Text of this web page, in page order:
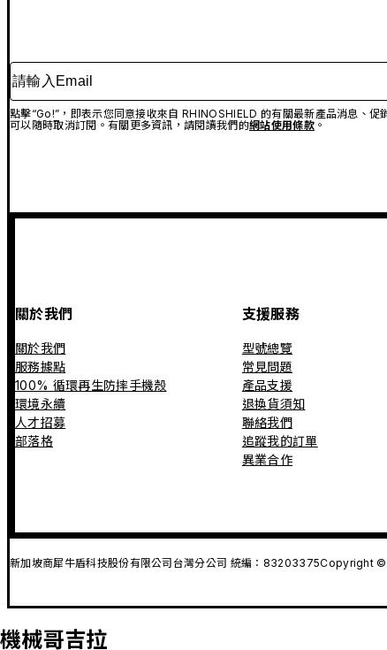
機械哥吉拉
請輸入Email
點擊“Go!”，即表示您同意接收來自 RHINOSHIELD 的有關最新產品消息、促
可以隨時取消訂閱。有關更多資訊，請閱讀我們的網站使用條款。
關於我們
關於我們
服務據點
100% 循環再生防摔手機殼
環境永續
人才招募
部落格
支援服務
型號總覽
常見問題
產品支援
退換貨須知
聯絡我們
追蹤我的訂單
異業合作
新加坡商犀牛盾科技股份有限公司台灣分公司 統編：83203375Copyright ©